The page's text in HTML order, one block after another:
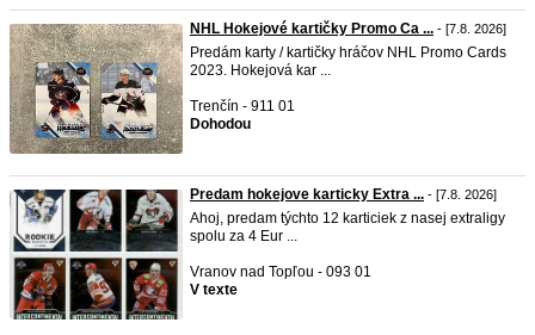
NHL Hokejové kartičky Promo Ca ... - [7.8. 2026]
Predám karty / kartičky hráčov NHL Promo Cards
2023. Hokejová kar ...
Trenčín - 911 01
Dohodou
Predam hokejove karticky Extra ... - [7.8. 2026]
Ahoj, predam týchto 12 karticiek z nasej extraligy
spolu za 4 Eur ...
Vranov nad Topľou - 093 01
V texte